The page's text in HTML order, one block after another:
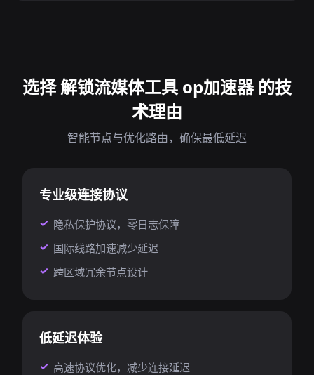
选择 解锁流媒体工具 op加速器 的技
术理由
智能节点与优化路由，确保最低延迟
专业级连接协议
隐私保护协议，零日志保障
国际线路加速减少延迟
跨区域冗余节点设计
低延迟体验
高速协议优化，减少连接延迟